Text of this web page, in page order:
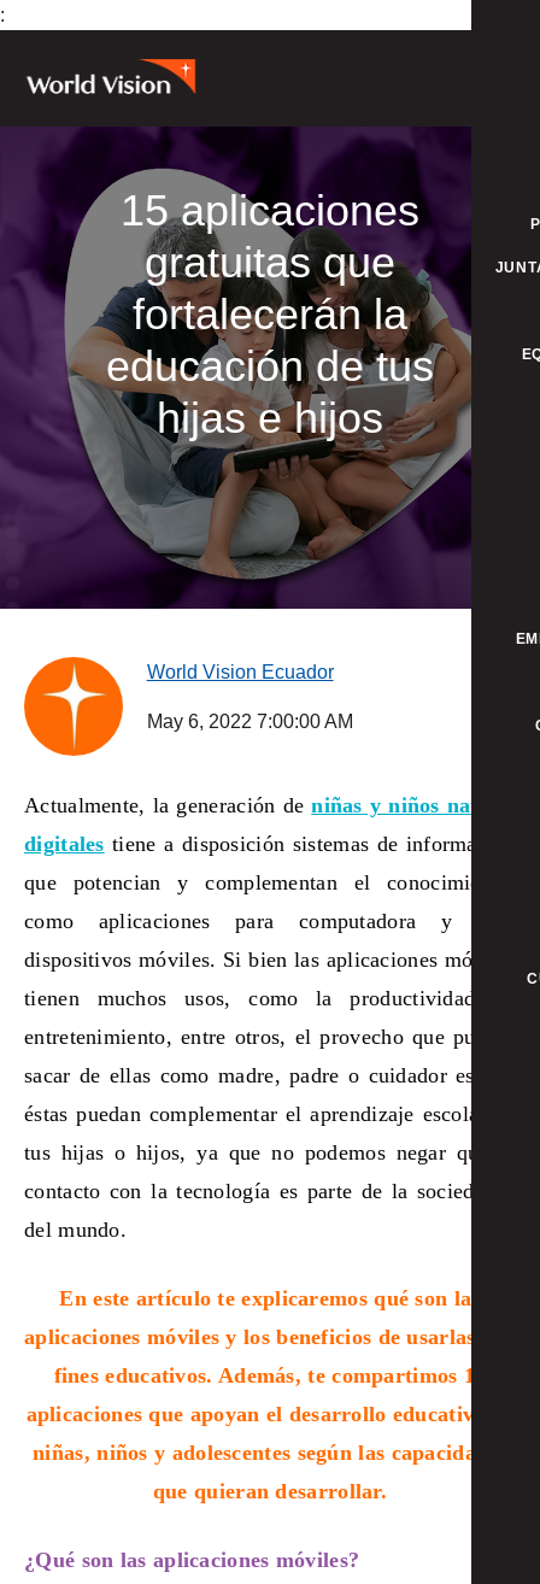
:
15 aplicaciones
gratuitas que
fortalecerán la
educación de tus
hijas e hijos
World Vision Ecuador
May 6, 2022 7:00:00 AM
Actualmente, la generación deniñas y niños nativos
digitales tiene a disposición sistemas de información
que potencian y complementan el conocimiento,
como aplicaciones para computadora y para
dispositivos móviles. Si bien las aplicaciones móviles
tienen muchos usos, como la productividad, el
entretenimiento, entre otros, el provecho que puedes
sacar de ellas como madre, padre o cuidador es que
éstas puedan complementar el aprendizaje escolar de
tus hijas o hijos, ya que no podemos negar que el
contacto con la tecnología es parte de la sociedad y
del mundo.
En este artículo te explicaremos qué son las
aplicaciones móviles y los beneficios de usarlas con
fines educativos. Además, te compartimos 15
aplicaciones que apoyan el desarrollo educativo de
niñas, niños y adolescentes según las capacidades
que quieran desarrollar.
¿Qué son las aplicaciones móviles?